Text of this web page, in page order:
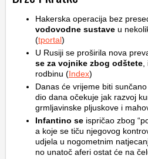
Hakerska operacija bez
vodovodne sustave u
(tportal)
U Rusiji se proširila nova
se za vojnike zbog odštete
rodbinu (Index)
Danas će vrijeme biti
dio dana očekuje jak razvoj
grmljavinske pljuskove i
Infantino se ispričao zbog
a koje se tiču njegovog
udjela u nogometnim
no unatoč aferi ostat će na